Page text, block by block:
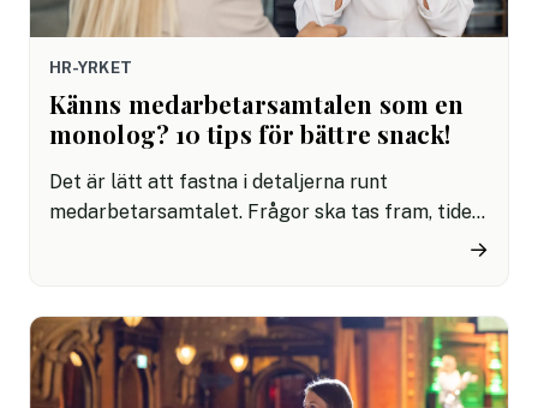
HR-YRKET
Känns medarbetarsamtalen som en
monolog? 10 tips för bättre snack!
Det är lätt att fastna i detaljerna runt
medarbetarsamtalet. Frågor ska tas fram, tiden
Om mötet blir en monolog hjälper det inte
mycket att ni hade en snygg agenda eller ett
välfyllt dokument. Därför har vi här fokuserat på
→